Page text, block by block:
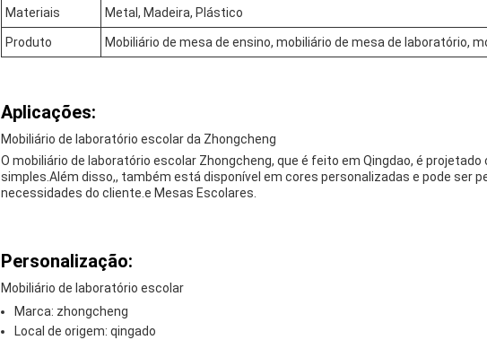
Materiais Metal, Madeira, Plástico
Produto Mobiliário de mesa de ensino, mobiliário de mesa de laboratório,
Aplicações:
Mobiliário de laboratório escolar da Zhongcheng
O mobiliário de laboratório escolar Zhongcheng, que é feito em Qingdao, é
simples.Além disso,, também está disponível em cores personalizadas e pode ser
necessidades do cliente.e Mesas Escolares.
Personalização:
Mobiliário de laboratório escolar
Marca: zhongcheng
Local de origem: qingado